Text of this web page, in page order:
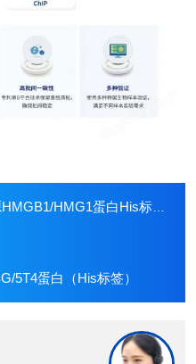
HMG1蛋白His标签重组蛋白
5T4蛋白（His标签）